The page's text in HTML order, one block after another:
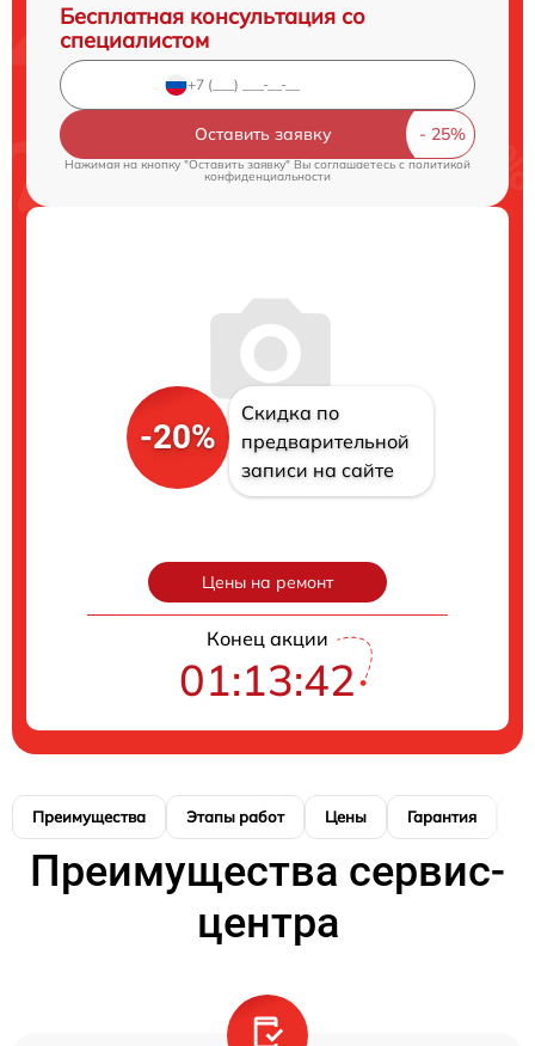
Бесплатная консультация со
специалистом
Оставить заявку
Нажимая на кнопку "Оставить заявку" Вы соглашаетесь cполитикой
конфиденциальности
-20%
Скидка по
предварительной
записи на сайте
Цены на ремонт
Конец акции
01:13:41
Преимущества Этапы работ Цены Гарантия
Преимущества сервис-
центра